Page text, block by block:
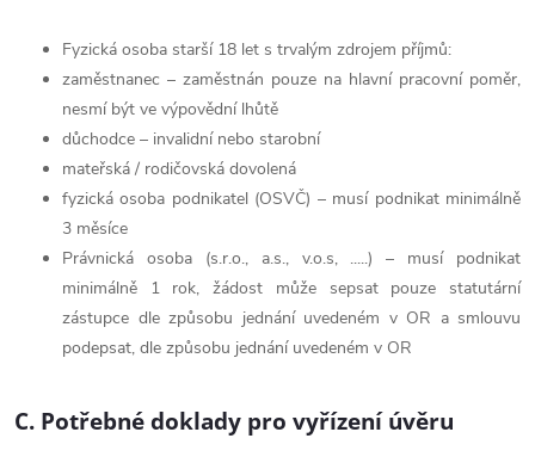
Fyzická osoba starší 18 let s trvalým zdrojem příjmů:
zaměstnanec – zaměstnán pouze na hlavní pracovní poměr,
nesmí být ve výpovědní lhůtě
důchodce – invalidní nebo starobní
mateřská / rodičovská dovolená
fyzická osoba podnikatel (OSVČ) – musí podnikat minimálně
3 měsíce
Právnická osoba (s.r.o., a.s., v.o.s, .....) – musí podnikat
minimálně 1 rok, žádost může sepsat pouze statutární
zástupce dle způsobu jednání uvedeném v OR a smlouvu
podepsat, dle způsobu jednání uvedeném v OR
C. Potřebné doklady pro vyřízení úvěru